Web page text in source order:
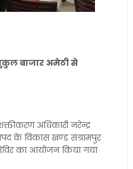
बाजार अमेठी से
अधिकारी नरेन्द्र
के विकास खण्ड संग्रामपुर
का आयोजन किया गया